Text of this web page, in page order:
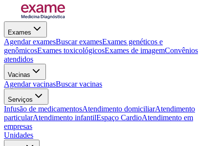
Exames
Agendar examesBuscar examesExames genéticos e
genômicosExames toxicológicosExames de imagemConvênios
atendidos
Vacinas
Agendar vacinasBuscar vacinas
Serviços
Infusão de medicamentosAtendimento domiciliarAtendimento
particularAtendimento infantilEspaço CardioAtendimento em
empresas
Unidades